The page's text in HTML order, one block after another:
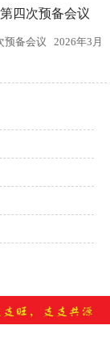
四次预备会议
预备会议 2026年3月
田传灿宗亲主持会